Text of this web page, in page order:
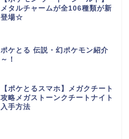
メタルチャームが全106種類が新
登場☆
ポケとる 伝説・幻ポケモン紹介
～！
【ポケとるスマホ】メガクチート
攻略メガストーンクチートナイト
入手方法